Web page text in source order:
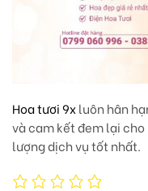
Hoa tươi 9xluôn hân
và cam kết đem lại
lượng dịch vụ tốt nhất.